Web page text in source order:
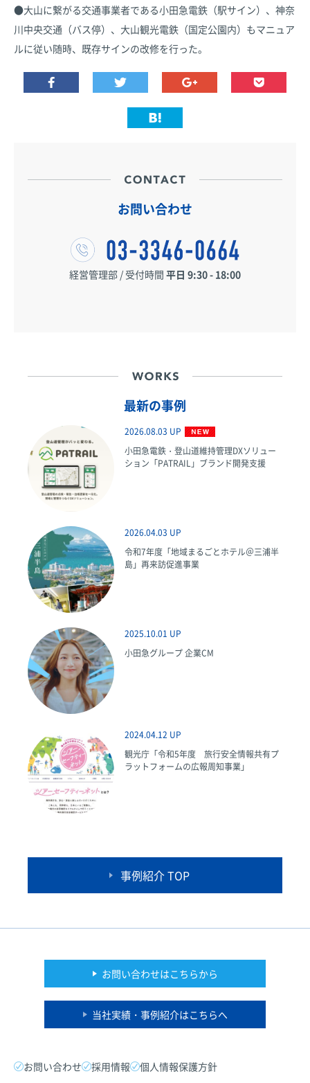
●大山に繋がる交通事業者である小田急電鉄（駅サイン）、神奈
川中央交通（バス停）、大山観光電鉄（国定公園内）もマニュア
ルに従い随時、既存サインの改修を行った。
お問い合わせ
経営管理部 / 受付時間 平日 9:30 - 18:00
最新の事例
2026.08.03 UP
小田急電鉄・登山道維持管理DXソリュー
ション「PATRAIL」ブランド開発支援
2026.04.03 UP
令和7年度「地域まるごとホテル＠三浦半
島」再来訪促進事業
2025.10.01 UP
小田急グループ 企業CM
2024.04.12 UP
観光庁「令和5年度 旅行安全情報共有プ
ラットフォームの広報周知事業」
事例紹介 TOP
お問い合わせはこちらから
当社実績・事例紹介はこちらへ
お問い合わせ 採用情報
個人情報保護方針